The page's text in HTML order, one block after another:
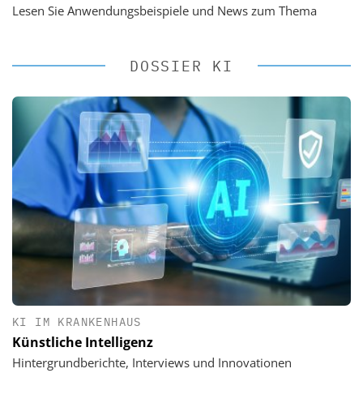
Lesen Sie Anwendungsbeispiele und News zum Thema
DOSSIER KI
KI IM KRANKENHAUS
Künstliche Intelligenz
Hintergrundberichte, Interviews und Innovationen